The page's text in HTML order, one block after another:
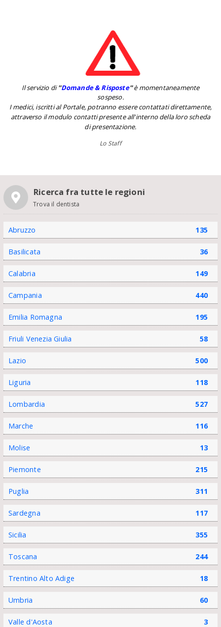
Il servizio di''Domande & Risposte''è momentaneamente
sospeso.
I medici, iscritti al Portale, potranno essere contattati direttamente,
attraverso il modulo contatti presente all'interno della loro scheda
di presentazione.
Lo Staff
Ricerca fra tutte le regioni
Trova il dentista
Abruzzo 135
Basilicata 36
Calabria 149
Campania 440
Emilia Romagna 195
Friuli Venezia Giulia 58
Lazio 500
Liguria 118
Lombardia 527
Marche 116
Molise 13
Piemonte 215
Puglia 311
Sardegna 117
Sicilia 355
Toscana 244
Trentino Alto Adige 18
Umbria 60
Valle d'Aosta 3